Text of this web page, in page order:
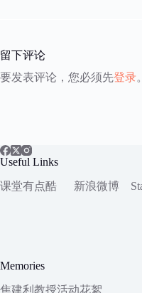
留下评论
要发表评论，您必须先登录。
Useful Links
课堂有点酷
新浪微博
Memories
焦建利教授活动花絮